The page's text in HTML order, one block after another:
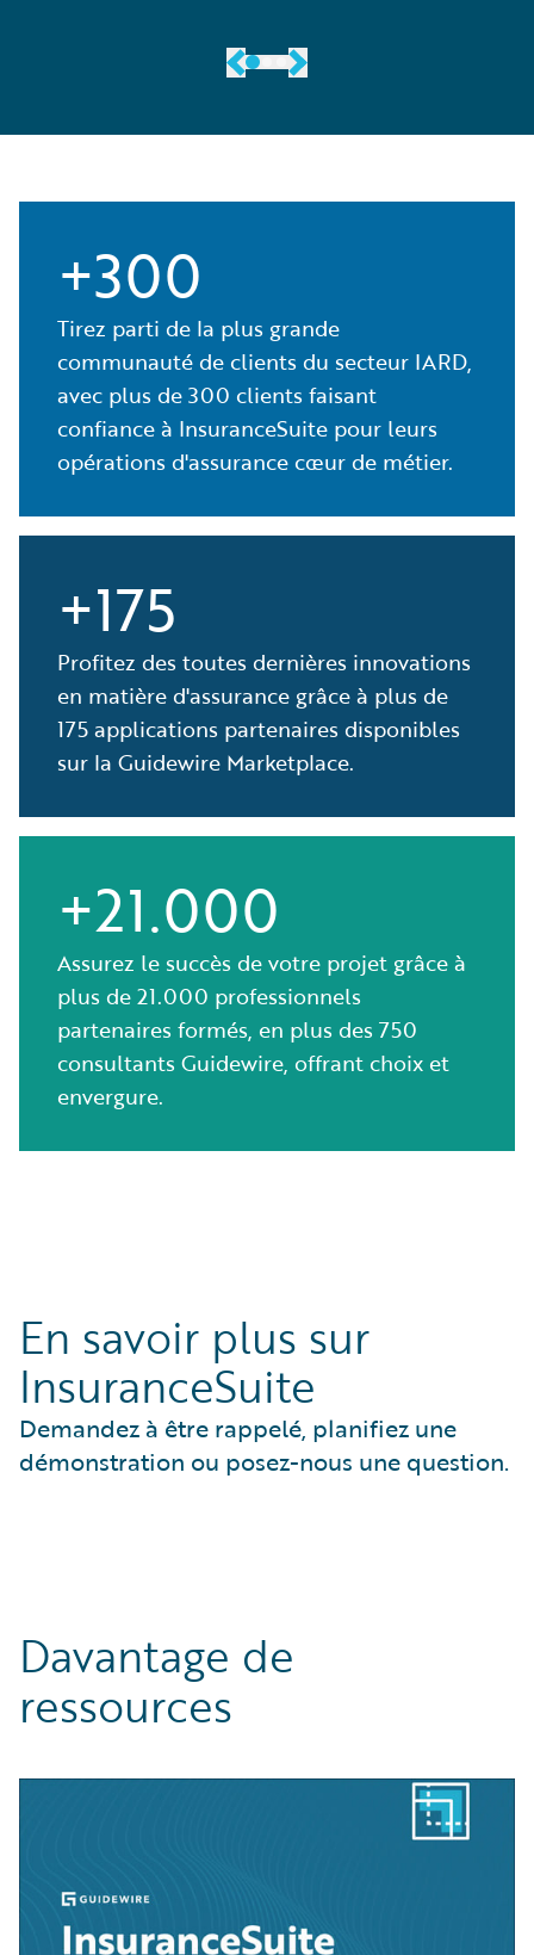
+300
Tirez parti de la plus grande
communauté de clients du secteur IARD,
avec plus de 300 clients faisant
confiance à InsuranceSuite pour leurs
opérations d'assurance cœur de métier.
+175
Profitez des toutes dernières innovations
en matière d'assurance grâce à plus de
175 applications partenaires disponibles
sur la Guidewire Marketplace.
+21.000
Assurez le succès de votre projet grâce à
plus de 21.000 professionnels
partenaires formés, en plus des 750
consultants Guidewire, offrant choix et
envergure.
En savoir plus sur
InsuranceSuite
Demandez à être rappelé, planifiez une
démonstration ou posez-nous une question.
Davantage de
ressources